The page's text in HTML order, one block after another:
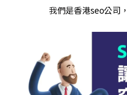
我們是香港seo公司